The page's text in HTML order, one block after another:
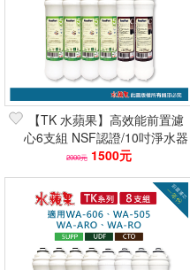
【TK 水蘋果】高效能前置濾
心6支組 NSF認證/10吋淨水器
濾芯(除氯除汙/活性碳/纖維濾
材)
2000元 1500元